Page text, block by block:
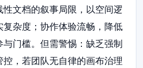
性文档的叙事局限，以空间逻
复杂度；协作体验流畅，降低
门槛。但需警惕：缺乏强制
控，若团队无自律的画布治理